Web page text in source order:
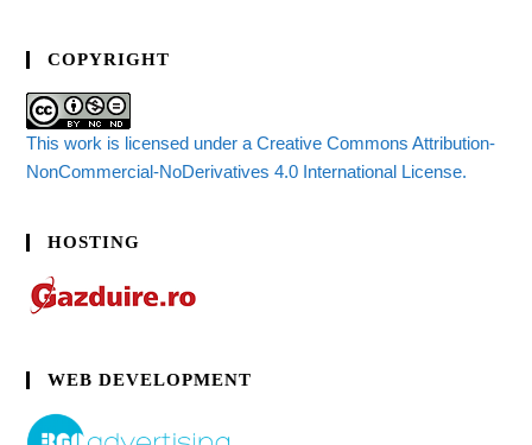
COPYRIGHT
This work is licensed under a Creative Commons Attribution-
NonCommercial-NoDerivatives 4.0 International License.
HOSTING
WEB DEVELOPMENT